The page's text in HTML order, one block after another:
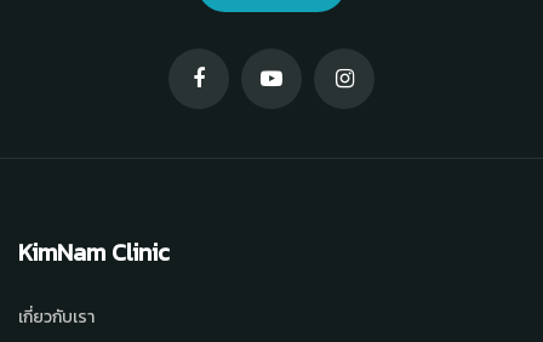
KimNam Clinic
เกี่ยวกับเรา